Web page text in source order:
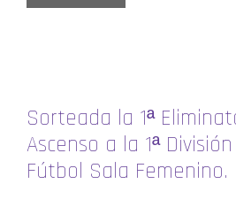
Sorteada la 1ª
Ascenso a la 1ª
Fútbol Sala Femenino.